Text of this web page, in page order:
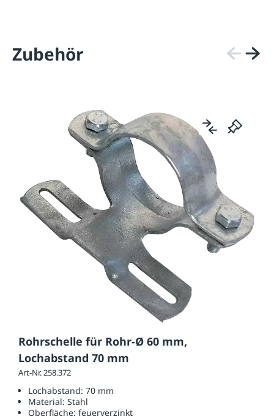
Zubehör
Rohrschelle für Rohr-Ø 60 mm,
Lochabstand 70 mm
Art-Nr. 258.372
Lochabstand: 70 mm
Material: Stahl
Oberfläche: feuerverzinkt